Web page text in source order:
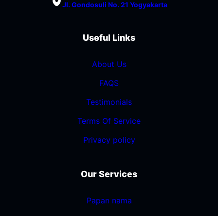
Useful Links
About Us
FAQS
Testimonials
Terms Of Service
Privacy policy
Our Services
Papan nama
Jl. Gondosuli No. 21 Yogyakarta